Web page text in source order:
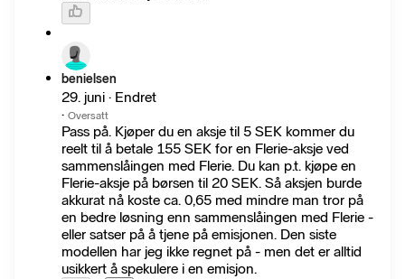
benielsen
29. juni · Endret
· Oversatt
Pass på. Kjøper du en aksje til 5 SEK kommer du
reelt til å betale 155 SEK for en Flerie-aksje ved
sammenslåingen med Flerie. Du kan p.t. kjøpe en
Flerie-aksje på børsen til 20 SEK. Så aksjen burde
akkurat nå koste ca. 0,65 med mindre man tror på
en bedre løsning enn sammenslåingen med Flerie -
eller satser på å tjene på emisjonen. Den siste
modellen har jeg ikke regnet på - men det er alltid
usikkert å spekulere i en emisjon.